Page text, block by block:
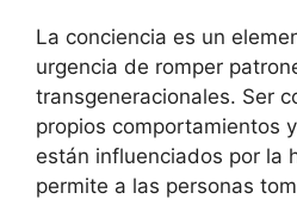
La conciencia es un
urgencia de romper
transgeneracionales. Ser
propios comportamientos
están influenciados por la
permite a las personas